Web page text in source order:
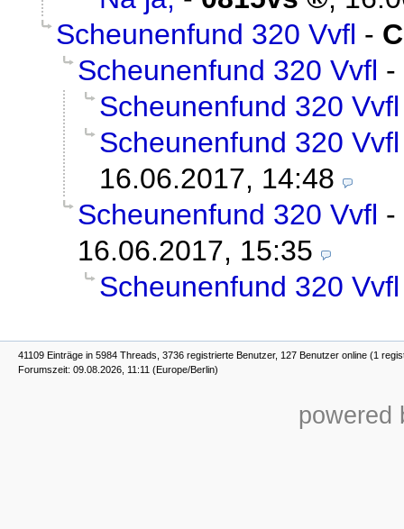
Scheunenfund 320 Vvfl -
Scheunenfund 320 Vvfl -
Scheunenfund 320 Vvfl
Scheunenfund 320 Vvfl
16.06.2017, 14:48
Scheunenfund 320 Vvfl -
16.06.2017, 15:35
Scheunenfund 320 Vvfl
41109 Einträge in 5984 Threads, 3736 registrierte Benutzer, 127 Benutzer online (1
Forumszeit: 09.08.2026, 11:11 (Europe/Berlin)
powered